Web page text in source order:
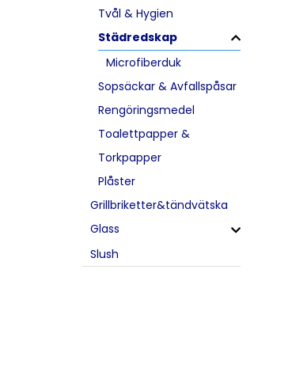
Tvål & Hygien
Städredskap
Microfiberduk
Sopsäckar & Avfallspåsar
Rengöringsmedel
Toalettpapper &
Torkpapper
Plåster
Grillbriketter&tändvätska
Glass
Slush